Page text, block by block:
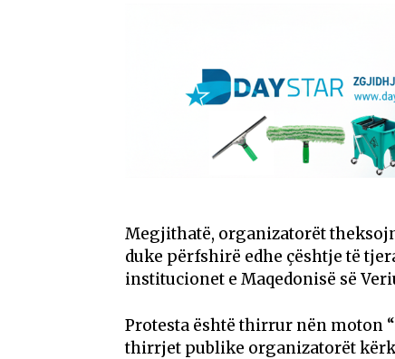
Megjithatë, organizatorët
duke përfshirë edhe çështje të
institucionet e Maqedonisë së
Protesta është thirrur nën moton
thirrjet publike organizatorët